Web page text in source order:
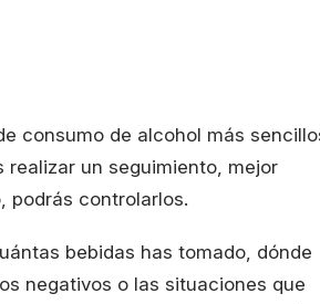
consumo de alcohol más
un seguimiento, mejor
podrás controlarlos.
bebidas has tomado, dónde
negativos o las situaciones que